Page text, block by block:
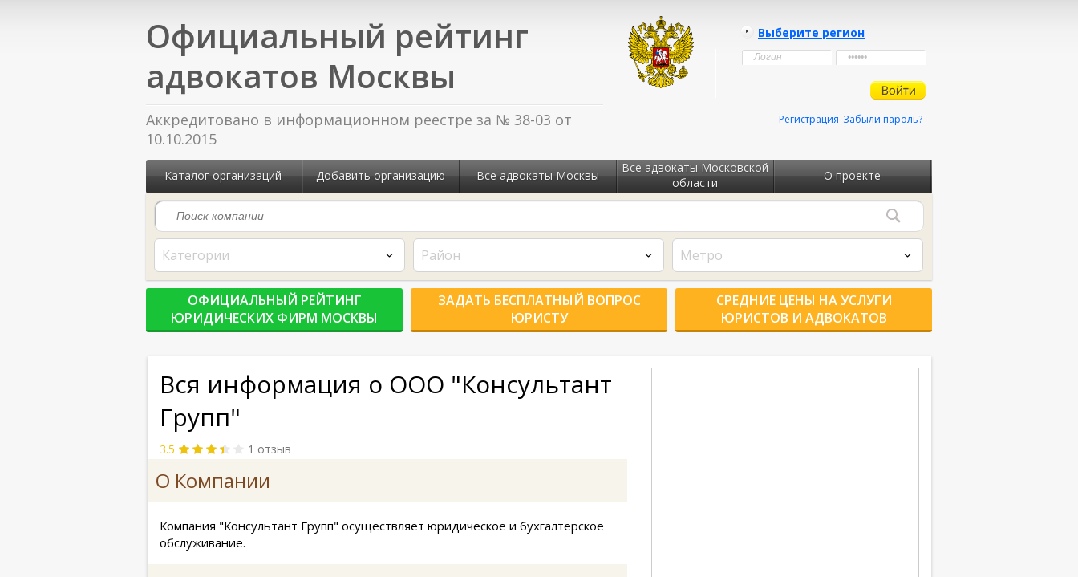
Официальный рейтинг
адвокатов Москвы
Аккредитовано в информационном реестре за № 38-03 от
10.10.2015
Выберите регион
Забыли пароль?
Регистрация
Каталог организаций Добавить организацию Все адвокаты Москвы
Все адвокаты Московской
области
О проекте
Категории Район Метро
ОФИЦИАЛЬНЫЙ РЕЙТИНГ
ЮРИДИЧЕСКИХ ФИРМ МОСКВЫ
ЗАДАТЬ БЕСПЛАТНЫЙ ВОПРОС
ЮРИСТУ
СРЕДНИЕ ЦЕНЫ НА УСЛУГИ
ЮРИСТОВ И АДВОКАТОВ
Вся информация о ООО "Консультант
Групп"
3.5 1 отзыв
О Компании
Компания "Консультант Групп" осуществляет юридическое и бухгалтерское
обслуживание.